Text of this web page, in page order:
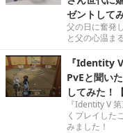
ゼントして
父の日に奮発
と父の心温ま
『Identity
PvEと聞い
してみた！
『Identity V
くプレイした
みました！